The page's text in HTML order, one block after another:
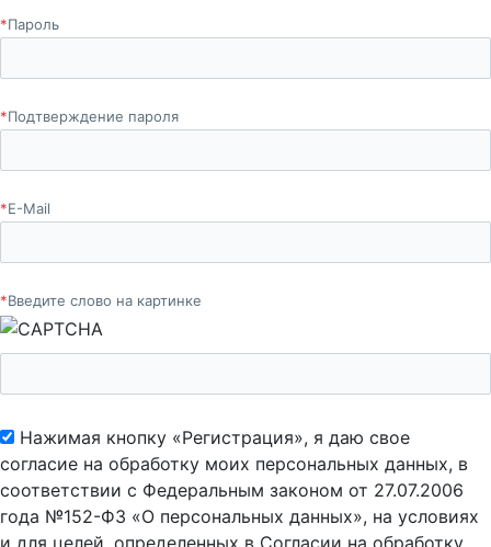
*Пароль
*Подтверждение пароля
*E-Mail
*Введите слово на картинке
Нажимая кнопку «Регистрация», я даю свое
согласие на обработку моих персональных данных, в
соответствии с Федеральным законом от 27.07.2006
года №152-ФЗ «О персональных данных», на условиях
и для целей, определенных в Согласии на обработку